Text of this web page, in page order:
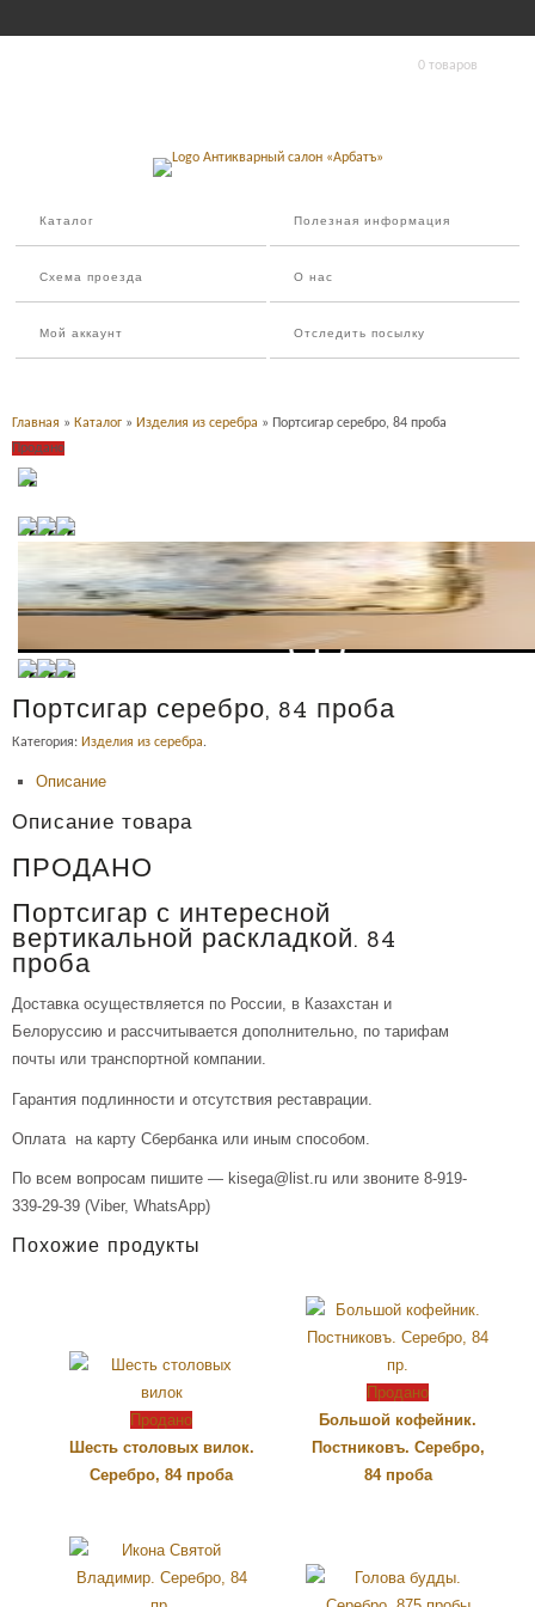
0 товаров
Каталог Полезная информация
Схема проезда О нас
Мой аккаунт Отследить посылку
Главная » Каталог » Изделия из серебра » Портсигар серебро, 84 проба
Продано
Портсигар серебро, 84 проба
Категория: Изделия из серебра.
Описание
Описание товара
ПРОДАНО
Портсигар с интересной
вертикальной раскладкой. 84
проба
Доставка осуществляется по России, в Казахстан и
Белоруссию и рассчитывается дополнительно, по тарифам
почты или транспортной компании.
Гарантия подлинности и отсутствия реставрации.
Оплата на карту Сбербанка или иным способом.
По всем вопросам пишите — kisega@list.ru или звоните 8-919-
339-29-39 (Viber, WhatsApp)
Похожие продукты
Продано
Шесть столовых вилок.
Серебро, 84 проба
Продано
Большой кофейник.
Постниковъ. Серебро,
84 проба